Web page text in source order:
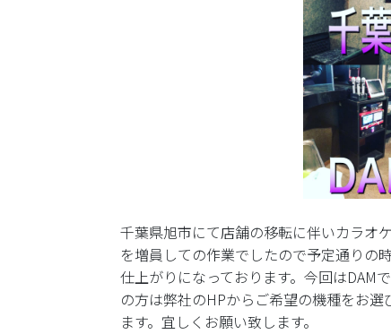
千葉県旭市にて店舗の移転に伴いカラオ
を増員しての作業でしたので予定通りの
仕上がりになっております。今回はDAM
の方は弊社のHPからご希望の機種をお
ます。宜しくお願い致します。